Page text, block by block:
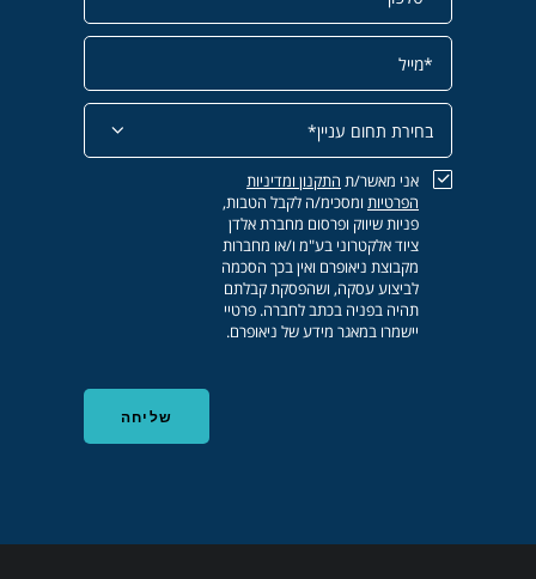
אני מאשר/ת התקנון ומדיניות
הפרטיות ומסכימ/ה לקבל הטבות,
פניות שיווק ופרסום מחברת אלדן
ציוד אלקטרוני בע"מ ו/או מחברות
מקבוצת ניאופרם ואין בכך הסכמה
לביצוע עסקה, ושהפסקת קבלתם
תהיה בפניה בכתב לחברה. פרטיי
יישמרו במאגר מידע של ניאופרם.